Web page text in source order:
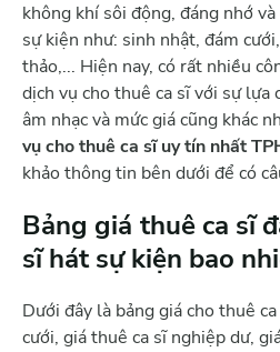
không khí sôi động, đáng nhớ
sự kiện như: sinh nhật, đám
thảo,... Hiện nay, có rất nhiều
dịch vụ cho thuê ca sĩ với sự lựa
âm nhạc và mức giá cũng khác
vụ cho thuê ca sĩ uy tín nhất
khảo thông tin bên dưới để có
Bảng giá thuê ca sĩ
sĩ hát sự kiện bao
Dưới đây là bảng giá cho thuê
cưới, giá thuê ca sĩ nghiệp dư,